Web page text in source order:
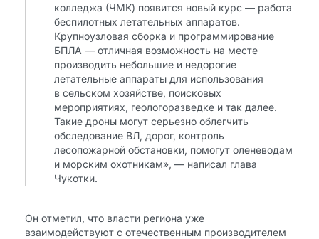
колледжа (ЧМК) появится новый курс — работа
беспилотных летательных аппаратов.
Крупноузловая сборка и программирование
БПЛА — отличная возможность на месте
производить небольшие и недорогие
летательные аппараты для использования
в сельском хозяйстве, поисковых
мероприятиях, геологоразведке и так далее.
Такие дроны могут серьезно облегчить
обследование ВЛ, дорог, контроль
лесопожарной обстановки, помогут оленеводам
и морским охотникам», — написал глава
Чукотки.
Он отметил, что власти региона уже
взаимодействуют с отечественным производителем